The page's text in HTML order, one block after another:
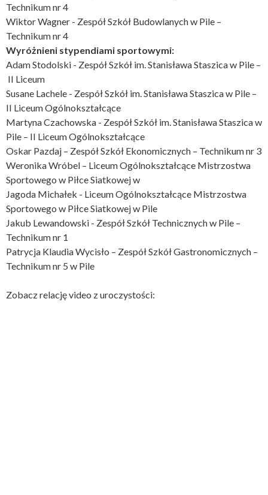
Technikum nr 4
Wiktor Wagner - Zespół Szkół Budowlanych w Pile –
Technikum nr 4
Wyróżnieni stypendiami sportowymi:
Adam Stodolski - Zespół Szkół im. Stanisława Staszica w Pile –
II Liceum
Susane Lachele - Zespół Szkół im. Stanisława Staszica w Pile –
II Liceum Ogólnokształcące
Martyna Czachowska - Zespół Szkół im. Stanisława Staszica w
Pile – II Liceum Ogólnokształcące
Oskar Pazdaj – Zespół Szkół Ekonomicznych – Technikum nr 3
Weronika Wróbel – Liceum Ogólnokształcące Mistrzostwa
Sportowego w Piłce Siatkowej w
Jagoda Michałek - Liceum Ogólnokształcące Mistrzostwa
Sportowego w Piłce Siatkowej w Pile
Jakub Lewandowski - Zespół Szkół Technicznych w Pile –
Technikum nr 1
Patrycja Klaudia Wycisło – Zespół Szkół Gastronomicznych –
Technikum nr 5 w Pile
Zobacz relację video z uroczystości: